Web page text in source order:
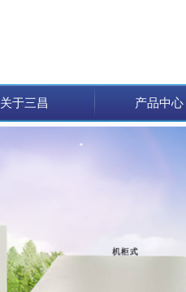
关于三昌 产品中心